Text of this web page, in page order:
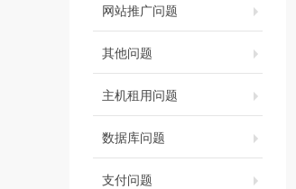
网站推广问题
其他问题
主机租用问题
数据库问题
支付问题